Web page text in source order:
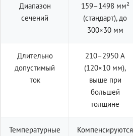
Диапазон
сечений
159–1498 мм²
(стандарт), до
300×30 мм
Длительно
допустимый
ток
210–2950 А
(120×10 мм),
выше при
большей
толщине
Температурные
Компенсируются